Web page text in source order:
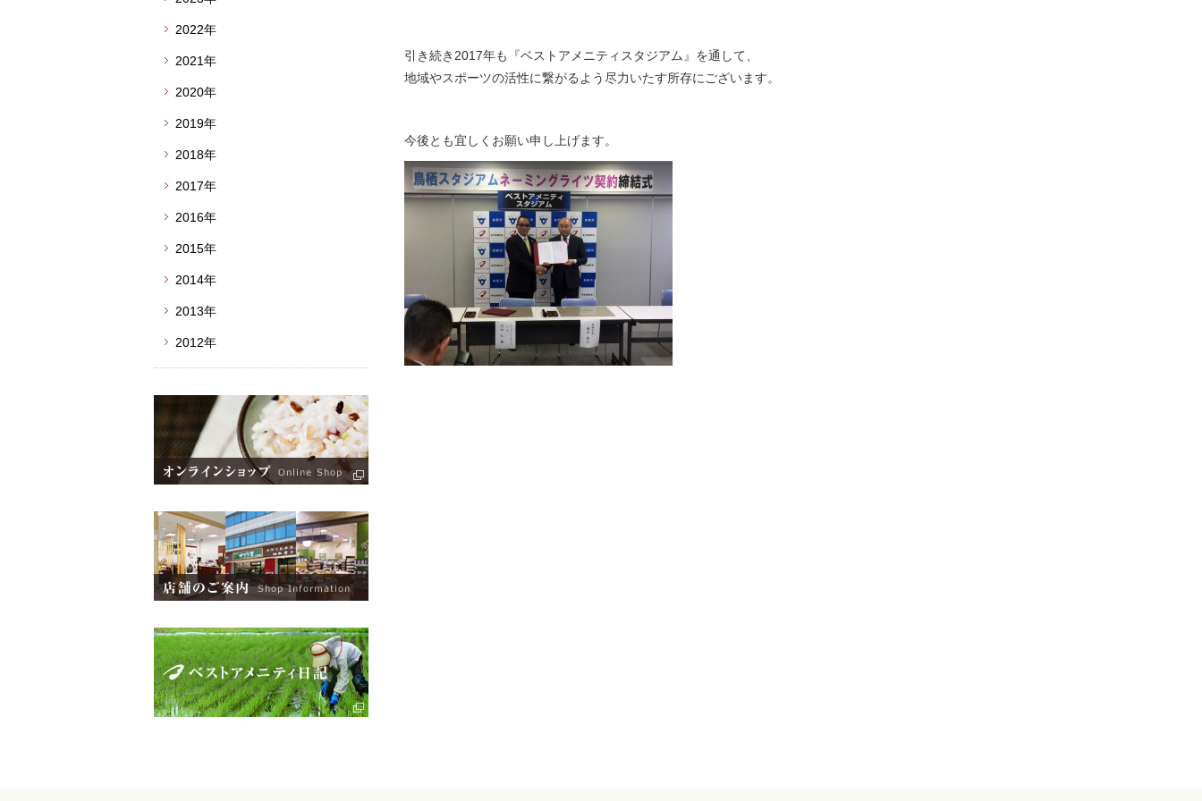
引き続き2017年も『ベストアメニティスタジアム』を通して、
地域やスポーツの活性に繋がるよう尽力いたす所存にございます。
今後とも宜しくお願い申し上げます。
2022年
2021年
2020年
2019年
2018年
2017年
2016年
2015年
2014年
2013年
2012年